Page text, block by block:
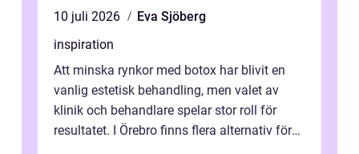
10 juli 2026
Eva Sjöberg
inspiration
Att minska rynkor med botox har blivit en
vanlig estetisk behandling, men valet av
klinik och behandlare spelar stor roll för
resultatet. I Örebro finns flera alternativ för